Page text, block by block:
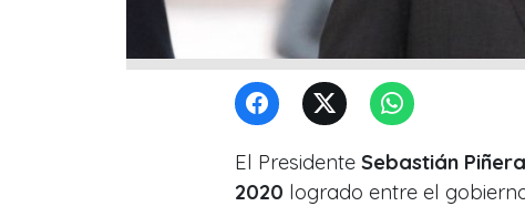
El Presidente Sebastián Piñera
2020 logrado entre el